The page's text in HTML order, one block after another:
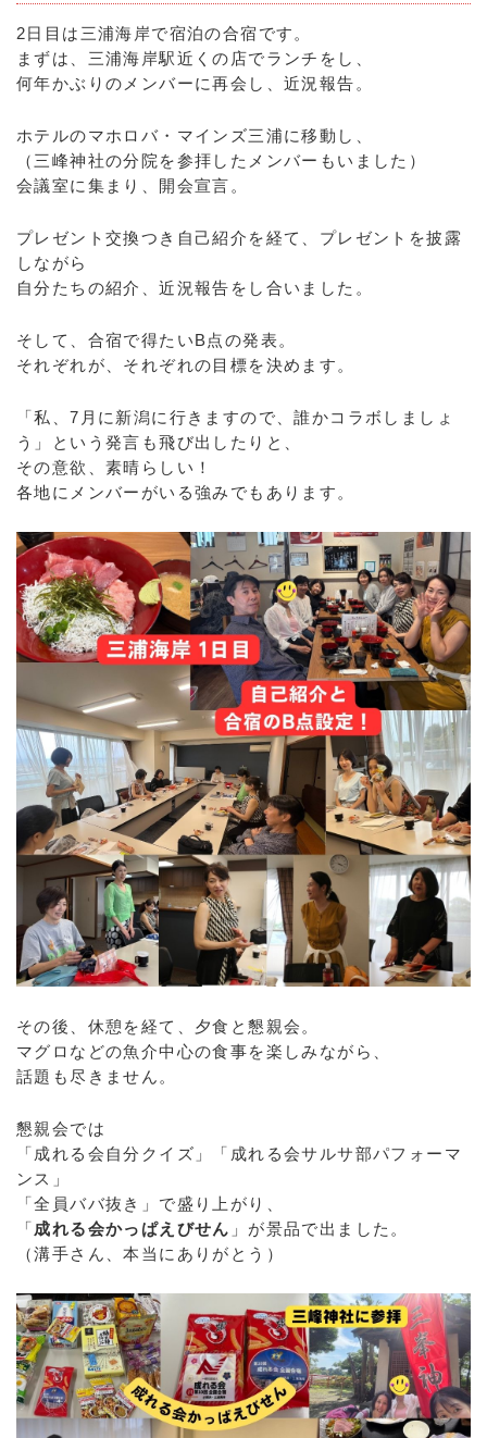
2日目は三浦海岸で宿泊の合宿です。
まずは、三浦海岸駅近くの店でランチをし、
何年かぶりのメンバーに再会し、近況報告。
ホテルのマホロバ・マインズ三浦に移動し、
（三峰神社の分院を参拝したメンバーもいました）
会議室に集まり、開会宣言。
プレゼント交換つき自己紹介を経て、プレゼントを披露
しながら
自分たちの紹介、近況報告をし合いました。
そして、合宿で得たいB点の発表。
それぞれが、それぞれの目標を決めます。
「私、7月に新潟に行きますので、誰かコラボしましょ
う」という発言も飛び出したりと、
その意欲、素晴らしい！
各地にメンバーがいる強みでもあります。
その後、休憩を経て、夕食と懇親会。
マグロなどの魚介中心の食事を楽しみながら、
話題も尽きません。
懇親会では
「成れる会自分クイズ」「成れる会サルサ部パフォーマ
ンス」
「全員ババ抜き」で盛り上がり、
「成れる会かっぱえびせん 」が景品で出ました。
（溝手さん、本当にありがとう）